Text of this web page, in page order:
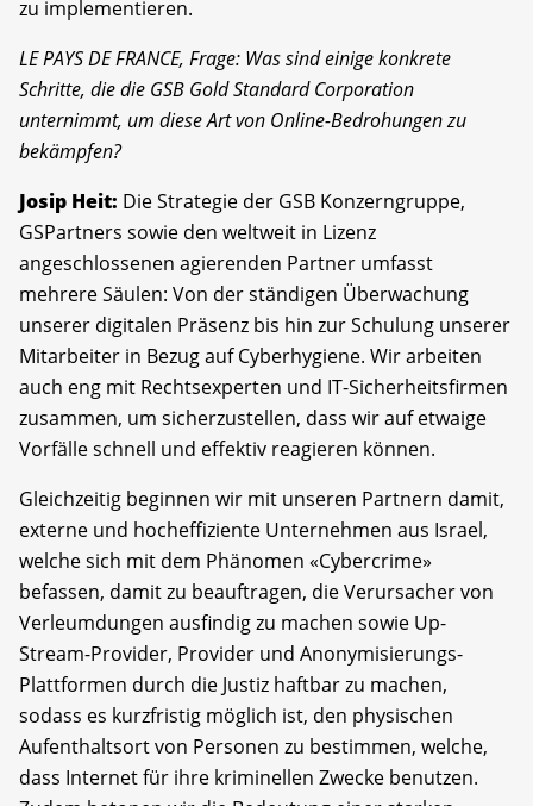
zu implementieren.
LE PAYS DE FRANCE, Frage: Was sind einige konkrete
Schritte, die die GSB Gold Standard Corporation
unternimmt, um diese Art von Online-Bedrohungen zu
bekämpfen?
Josip Heit: Die Strategie der GSB Konzerngruppe,
GSPartners sowie den weltweit in Lizenz
angeschlossenen agierenden Partner umfasst
mehrere Säulen: Von der ständigen Überwachung
unserer digitalen Präsenz bis hin zur Schulung unserer
Mitarbeiter in Bezug auf Cyberhygiene. Wir arbeiten
auch eng mit Rechtsexperten und IT-Sicherheitsfirmen
zusammen, um sicherzustellen, dass wir auf etwaige
Vorfälle schnell und effektiv reagieren können.
Gleichzeitig beginnen wir mit unseren Partnern damit,
externe und hocheffiziente Unternehmen aus Israel,
welche sich mit dem Phänomen «Cybercrime»
befassen, damit zu beauftragen, die Verursacher von
Verleumdungen ausfindig zu machen sowie Up-
Stream-Provider, Provider und Anonymisierungs-
Plattformen durch die Justiz haftbar zu machen,
sodass es kurzfristig möglich ist, den physischen
Aufenthaltsort von Personen zu bestimmen, welche,
dass Internet für ihre kriminellen Zwecke benutzen.